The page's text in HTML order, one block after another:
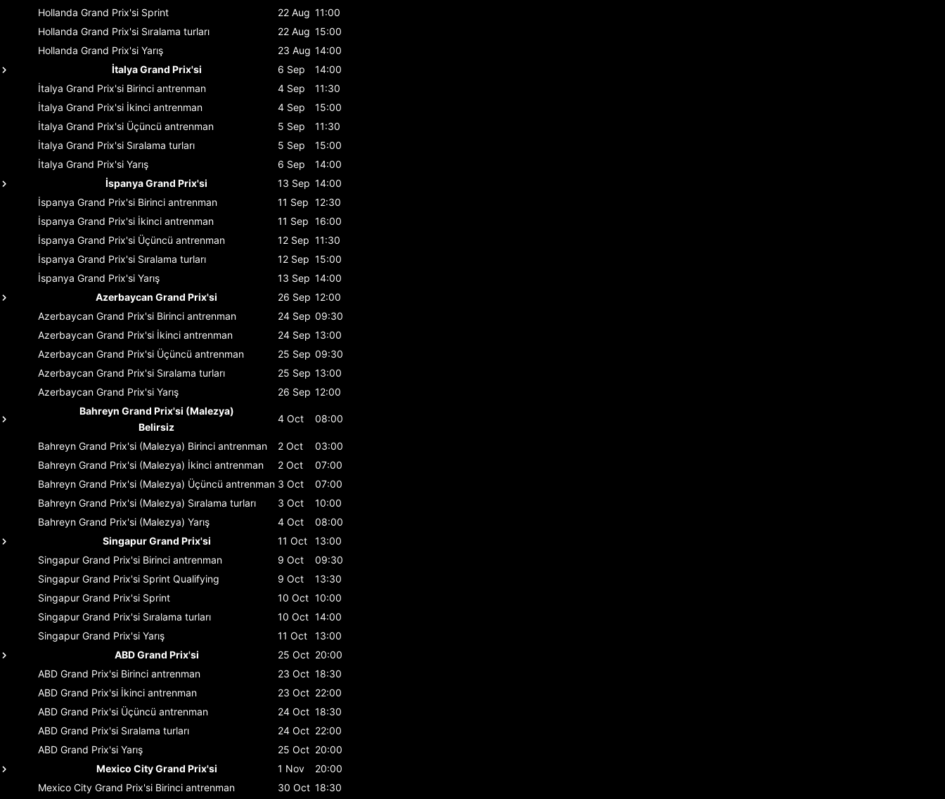
Hollanda Grand Prix'si Sprint 22 Aug 11:00
Hollanda Grand Prix'si Sıralama turları 22 Aug 15:00
Hollanda Grand Prix'si Yarış 23 Aug 14:00
İtalya Grand Prix'si
6 Sep
14:00
İtalya Grand Prix'si Birinci antrenman 4 Sep
11:30
İtalya Grand Prix'si İkinci antrenman 4 Sep
15:00
İtalya Grand Prix'si Üçüncü antrenman 5 Sep
11:30
İtalya Grand Prix'si Sıralama turları 5 Sep
15:00
İtalya Grand Prix'si Yarış 6 Sep
14:00
İspanya Grand Prix'si
13 Sep 14:00
İspanya Grand Prix'si Birinci antrenman 11 Sep 12:30
İspanya Grand Prix'si İkinci antrenman 11 Sep 16:00
İspanya Grand Prix'si Üçüncü antrenman 12 Sep 11:30
İspanya Grand Prix'si Sıralama turları 12 Sep 15:00
İspanya Grand Prix'si Yarış 13 Sep 14:00
Azerbaycan Grand Prix'si
26 Sep 12:00
Azerbaycan Grand Prix'si Birinci antrenman 24 Sep 09:30
Azerbaycan Grand Prix'si İkinci antrenman 24 Sep 13:00
Azerbaycan Grand Prix'si Üçüncü antrenman 25 Sep 09:30
Azerbaycan Grand Prix'si Sıralama turları 25 Sep 13:00
Azerbaycan Grand Prix'si Yarış 26 Sep 12:00
Bahreyn Grand Prix'si (Malezya)
Belirsiz
4 Oct 08:00
Bahreyn Grand Prix'si (Malezya) Birinci antrenman 2 Oct
03:00
Bahreyn Grand Prix'si (Malezya) İkinci antrenman 2 Oct
07:00
Bahreyn Grand Prix'si (Malezya) Üçüncü antrenman 3 Oct
07:00
Bahreyn Grand Prix'si (Malezya) Sıralama turları 3 Oct
10:00
Bahreyn Grand Prix'si (Malezya) Yarış 4 Oct
08:00
Singapur Grand Prix'si
11 Oct
13:00
Singapur Grand Prix'si Birinci antrenman 9 Oct
09:30
Singapur Grand Prix'si Sprint Qualifying 9 Oct
13:30
Singapur Grand Prix'si Sprint 10 Oct 10:00
Singapur Grand Prix'si Sıralama turları 10 Oct 14:00
Singapur Grand Prix'si Yarış 11 Oct
13:00
ABD Grand Prix'si
25 Oct 20:00
ABD Grand Prix'si Birinci antrenman 23 Oct 18:30
ABD Grand Prix'si İkinci antrenman 23 Oct 22:00
ABD Grand Prix'si Üçüncü antrenman 24 Oct 18:30
ABD Grand Prix'si Sıralama turları 24 Oct 22:00
ABD Grand Prix'si Yarış 25 Oct 20:00
Mexico City Grand Prix'si
1 Nov
20:00
Mexico City Grand Prix'si Birinci antrenman 30 Oct 18:30